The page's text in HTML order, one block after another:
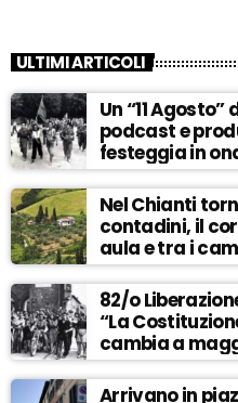
ULTIMI ARTICOLI
Un “11
podcast e
festeggia in
Nel Chianti
contadini, il
aula e tra i
82/o
“La
cambia a
Arrivano in